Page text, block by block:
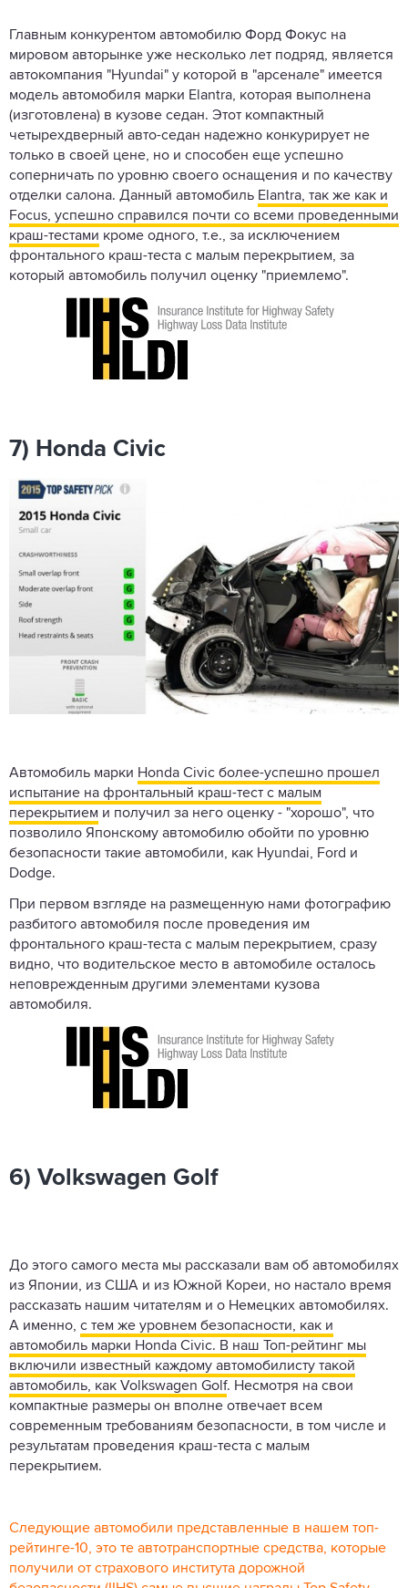
Главным конкурентом автомобилю Форд Фокус на
мировом авторынке уже несколько лет подряд, является
автокомпания "Hyundai" у которой в "арсенале" имеется
модель автомобиля марки Elantra, которая выполнена
(изготовлена) в кузове седан. Этот компактный
четырехдверный авто-седан надежно конкурирует не
только в своей цене, но и способен еще успешно
соперничать по уровню своего оснащения и по качеству
отделки салона. Данный автомобиль Elantra, так же как и
Focus, успешно справился почти со всеми проведенными
краш-тестами кроме одного, т.е., за исключением
фронтального краш-теста с малым перекрытием, за
который автомобиль получил оценку "приемлемо".
7) Honda Civic
Автомобиль марки Honda Civic более-успешно прошел
испытание на фронтальный краш-тест с малым
перекрытием и получил за него оценку - "хорошо", что
позволило Японскому автомобилю обойти по уровню
безопасности такие автомобили, как Hyundai, Ford и
Dodge.
При первом взгляде на размещенную нами фотографию
разбитого автомобиля после проведения им
фронтального краш-теста с малым перекрытием, сразу
видно, что водительское место в автомобиле осталось
неповрежденным другими элементами кузова
автомобиля.
6) Volkswagen Golf
До этого самого места мы рассказали вам об автомобилях
из Японии, из США и из Южной Кореи, но настало время
рассказать нашим читателям и о Немецких автомобилях.
А именно, с тем же уровнем безопасности, как и
автомобиль марки Honda Civic. В наш Топ-рейтинг мы
включили известный каждому автомобилисту такой
автомобиль, как Volkswagen Golf. Несмотря на свои
компактные размеры он вполне отвечает всем
современным требованиям безопасности, в том числе и
результатам проведения краш-теста с малым
перекрытием.
Следующие автомобили представленные в нашем топ-
рейтинге-10, это те автотранспортные средства, которые
получили от страхового института дорожной